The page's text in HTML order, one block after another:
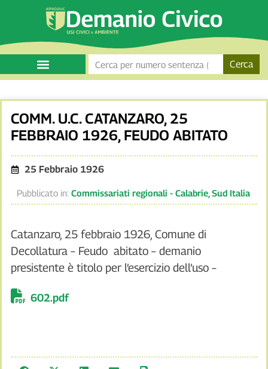
Cerca
COMM. U.C. CATANZARO, 25
FEBBRAIO 1926, FEUDO ABITATO
25 Febbraio 1926
Pubblicato in: Commissariati regionali - Calabrie, Sud Italia
Catanzaro, 25 febbraio 1926, Comune di
Decollatura – Feudo abitato – demanio
presistente è titolo per l’esercizio dell’uso –
602.pdf